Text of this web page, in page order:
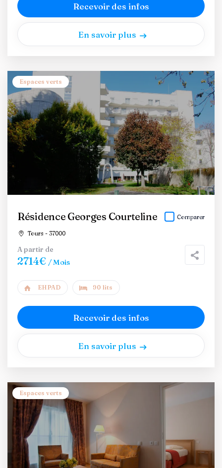
Recevoir des infos
En savoir plus
Espaces verts
Résidence Georges Courteline
Tours - 37000
Comparer
A partir de
2714€ / Mois
EHPAD 90 lits
Recevoir des infos
En savoir plus
Espaces verts